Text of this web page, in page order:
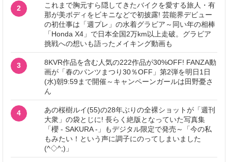
2
これまで胸元すら隠してきたバイクを愛する旅人・有
那が美ボディをビキニなどで初披露! 芸能界デビュー
の初仕事は「週プレ」の水着グラビア～同い年の相棒
「Honda X4」で日本全国2万km以上走破。グラビア
挑戦への想いも語ったメイキング動画も
3
8KVR作品を含む人気の222作品が30%OFF! FANZA動
画が「春のパンツまつり30％OFF」第2弾を明日1日
(水)朝9:59まで開催～キャンペーンガールは田野憂さ
ん
4
あの桜樹ルイ(55)の28年ぶりの全裸ショットが「週刊
大衆」の袋とじに! 長らく絶版となっていた写真集
「櫻 - SAKURA -」もデジタル限定で発売～「今の私
もみたい！という声に調子にのってしまいました
(^◇^;)」